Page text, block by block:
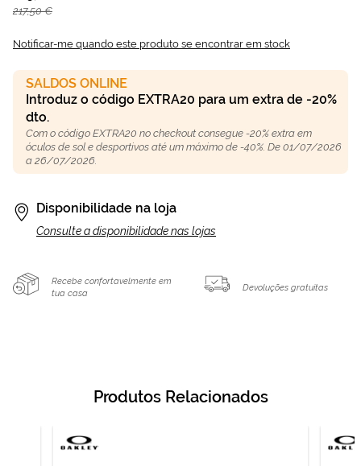
217,50 €
Notificar-me quando este produto se encontrar em stock
SALDOS ONLINE
Introduz o código EXTRA20 para um extra de -20%
dto.
Com o código EXTRA20 no checkout consegue -20% extra em
óculos de sol e desportivos até um máximo de -40%. De 01/07/2026
a 26/07/2026.
Disponibilidade na loja
Consulte a disponibilidade nas lojas
Recebe confortavelmente em
tua casa
Devoluções gratuitas
Produtos Relacionados